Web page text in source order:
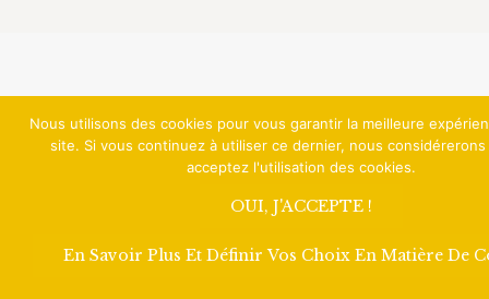
Nous utilisons des cookies pour vous garantir la meilleure
site. Si vous continuez à utiliser ce dernier, nous
acceptez l'utilisation des cookies.
OUI, J'ACCEPTE !
En Savoir Plus Et Définir Vos Choix En Matière De